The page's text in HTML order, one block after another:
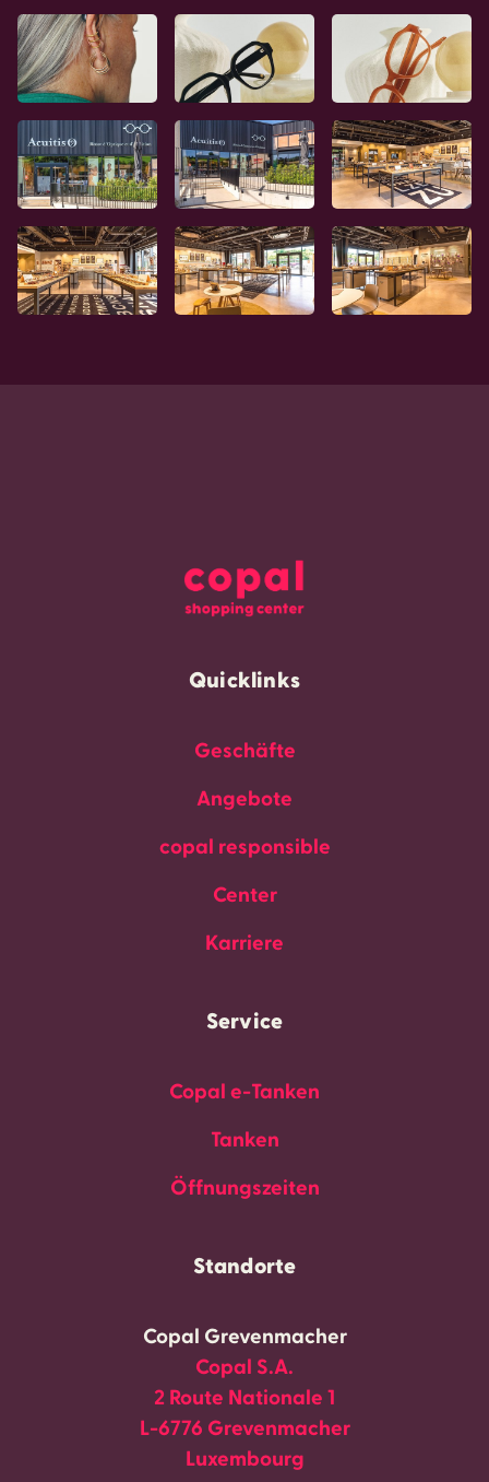
Quicklinks
Geschäfte
Angebote
copal responsible
Center
Karriere
Service
Copal e-Tanken
Tanken
Öffnungszeiten
Standorte
Copal Grevenmacher
Copal S.A.
2 Route Nationale 1
L-6776 Grevenmacher
Luxembourg